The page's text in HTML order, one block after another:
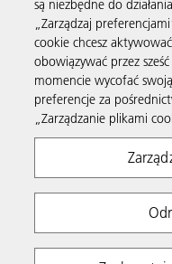
Materiały
Obserwuj nas
Polityka plików Cookie
są niezbędne do
„Zarządzaj
cookie chcesz
obowiązywać przez
momencie wycofać
preferencje za
„Zarządzanie plikami